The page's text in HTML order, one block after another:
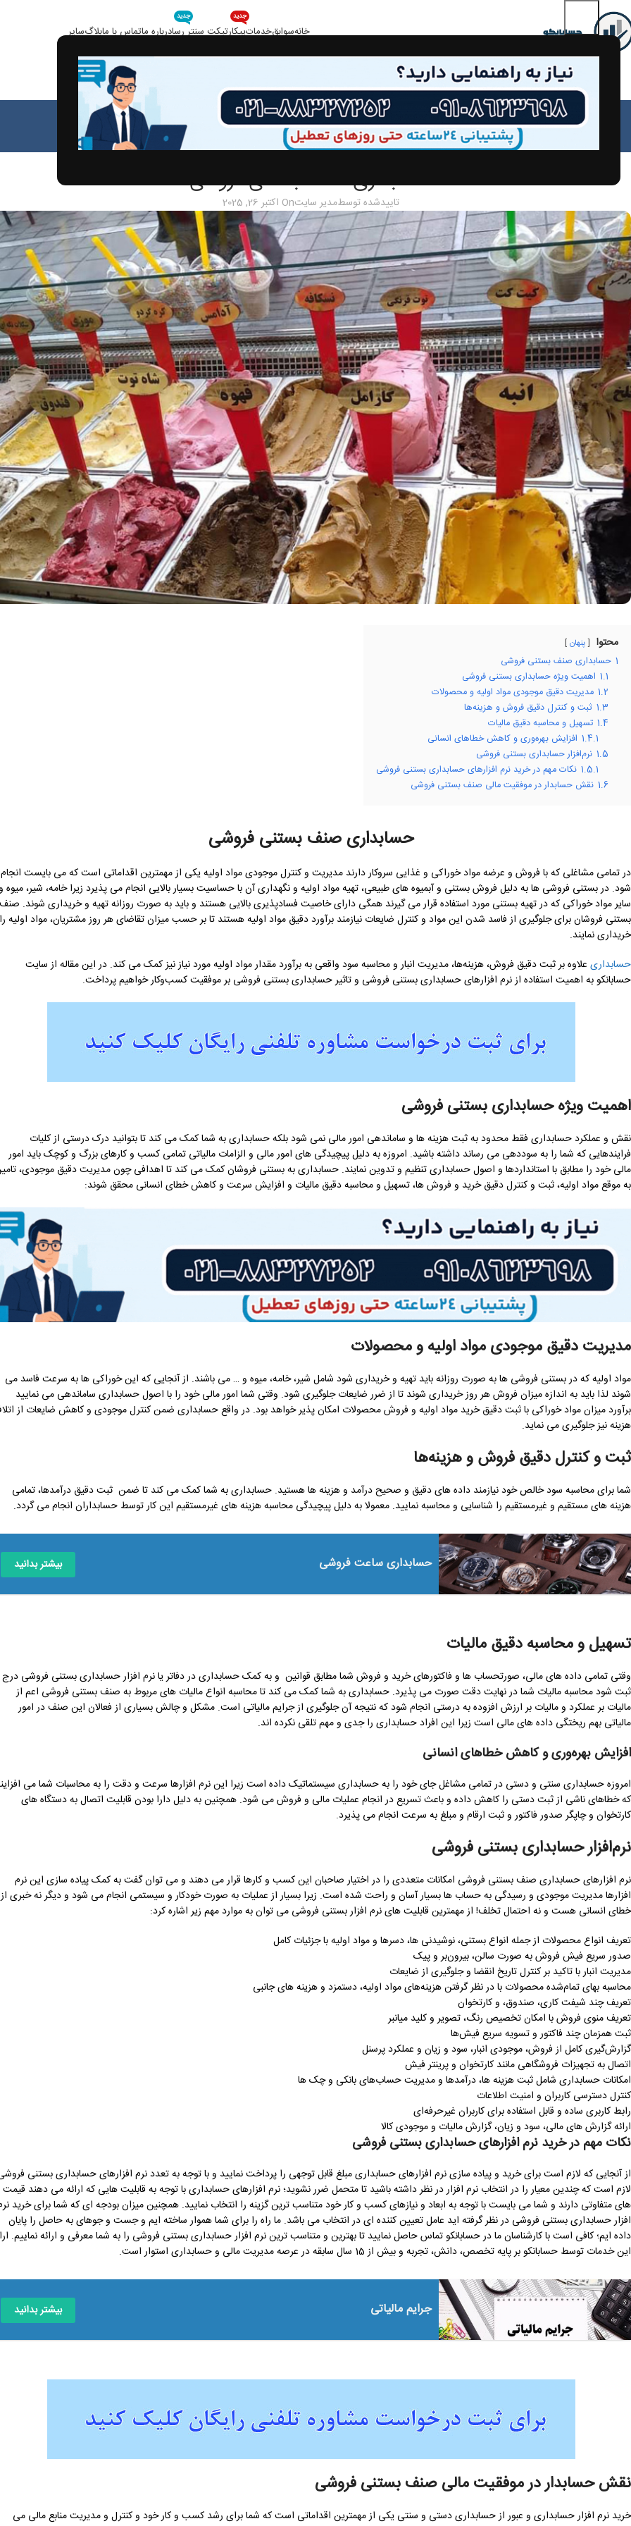
خانهسوابقخدماتپیکار
جدید
تیکت سنتر رسا
جدید
درباره ماتماس با مابلاگسایر
بلاگ
مقالات
حسابداری صنف بستنی فروشی
تاییدشده توسطمدیر سایتOn اکتبر 26, 2025
محتوا پنهان
1 حسابداری صنف بستنی فروشی
1.1 اهمیت ویژه حسابداری بستنی فروشی
1.2 مدیریت دقیق موجودی مواد اولیه و محصولات
1.3 ثبت و کنترل دقیق فروش و هزینه‌ها
1.4 تسهیل و محاسبه دقیق مالیات
1.4.1 افزایش بهره‌وری و کاهش خطاهای انسانی
1.5 نرم‌افزار حسابداری بستنی فروشی
1.5.1 نکات مهم در خرید نرم افزارهای حسابداری بستنی فروشی
1.6 نقش حسابدار در موفقیت مالی صنف بستنی فروشی
حسابداری صنف بستنی فروشی
در تمامی مشاغلی که با فروش و عرضه مواد خوراکی و غذایی سروکار دارند مدیریت و کنترل موجودی مواد اولیه یکی از مهمترین اقداماتی است که می بایست انجام
شود. در بستنی فروشی ها به دلیل فروش بستنی و آبمیوه های طبیعی، تهیه مواد اولیه و نگهداری آن با حساسیت بسیار بالایی انجام می پذیرد زیرا خامه، شیر، میوه
سایر مواد خوراکی که در تهیه بستنی مورد استفاده قرار می گیرند همگی دارای خاصیت فسادپذیری بالایی هستند و باید به صورت روزانه تهیه و خریداری شوند. صنف
بستنی فروشان برای جلوگیری از فاسد شدن این مواد و کنترل ضایعات نیازمند برآورد دقیق مواد اولیه هستند تا بر حسب میزان تقاضای هر روز مشتریان، مواد اولیه را
خریداری نمایند.
حسابداری علاوه بر ثبت دقیق فروش، هزینه‌ها، مدیریت انبار و محاسبه سود واقعی به برآورد مقدار مواد اولیه مورد نیاز نیز کمک می کند. در این مقاله از سایت
حسابانکو به اهمیت استفاده از نرم افزارهای حسابداری بستنی فروشی و تاثیر حسابداری بستنی فروشی بر موفقیت کسب‌وکار خواهیم پرداخت.
اهمیت ویژه حسابداری بستنی فروشی
نقش و عملکرد حسابداری فقط محدود به ثبت هزینه ها و ساماندهی امور مالی نمی شود بلکه حسابداری به شما کمک می کند تا بتوانید درک درستی از کلیات
فرایندهایی که شما را به سوددهی می رساند داشته باشید. امروزه به دلیل پیچیدگی های امور مالی و الزامات مالیاتی تمامی کسب و کارهای بزرگ و کوچک باید امور
مالی خود را مطابق با استانداردها و اصول حسابداری تنظیم و تدوین نمایند. حسابداری به بستنی فروشان کمک می کند تا اهدافی چون مدیریت دقیق موجودی،
به موقع مواد اولیه، ثبت و کنترل دقیق خرید و فروش ها، تسهیل و محاسبه دقیق مالیات و افزایش سرعت و کاهش خطای انسانی محقق شوند:
مدیریت دقیق موجودی مواد اولیه و محصولات
مواد اولیه که در بستنی فروشی ها به صورت روزانه باید تهیه و خریداری شود شامل شیر، خامه، میوه و … می باشند. از آنجایی که این خوراکی ها به سرعت فاسد می
شوند لذا باید به اندازه میزان فروش هر روز خریداری شوند تا از ضرر ضایعات جلوگیری شود. وقتی شما امور مالی خود را با اصول حسابداری ساماندهی می نمایید
برآورد میزان مواد خوراکی با ثبت دقیق خرید مواد اولیه و فروش محصولات امکان پذیر خواهد بود. در واقع حسابداری ضمن کنترل موجودی و کاهش ضایعات از
هزینه نیز جلوگیری می نماید.
ثبت و کنترل دقیق فروش و هزینه‌ها
شما برای محاسبه سود خالص خود نیازمند داده های دقیق و صحیح درآمد و هزینه ها هستید. حسابداری به شما کمک می کند تا ضمن ثبت دقیق درآمدها، تمامی
هزینه های مستقیم و غیرمستقیم را شناسایی و محاسبه نمایید. معمولا به دلیل پیچیدگی محاسبه هزینه های غیرمستقیم این کار توسط حسابداران انجام می گردد.
حسابداری ساعت فروشی بیشتر بدانید
تسهیل و محاسبه دقیق مالیات
وقتی تمامی داده های مالی، صورتحساب ها و فاکتورهای خرید و فروش شما مطابق قوانین و به کمک حسابداری در دفاتر یا نرم افزار حسابداری بستنی فروشی
ثبت شود محاسبه مالیات شما در نهایت دقت صورت می پذیرد. حسابداری به شما کمک می کند تا محاسبه انواع مالیات های مربوط به صنف بستنی فروشی اعم از
مالیات بر عملکرد و مالیات بر ارزش افزوده به درستی انجام شود که نتیجه آن جلوگیری از جرایم مالیاتی است. مشکل و چالش بسیاری از فعالان این صنف در امور
مالیاتی بهم ریختگی داده های مالی است زیرا این افراد حسابداری را جدی و مهم تلقی نکرده اند.
افزایش بهره‌وری و کاهش خطاهای انسانی
امروزه حسابداری سنتی و دستی در تمامی مشاغل جای خود را به حسابداری سیستماتیک داده است زیرا این نرم افزارها سرعت و دقت را به محاسبات شما می
که خطاهای ناشی از ثبت دستی را کاهش داده و باعث تسریع در انجام عملیات مالی و فروش می ‌شود. همچنین به دلیل دارا بودن قابلیت اتصال به دستگاه های
کارتخوان و چاپگر صدور فاکتور و ثبت ارقام و مبلغ به سرعت انجام می پذیرد.
نرم‌افزار حسابداری بستنی فروشی
نرم افزارهای حسابداری صنف بستنی فروشی امکانات متعددی را در اختیار صاحبان این کسب و کارها قرار می دهند و می توان گفت به کمک پیاده سازی این نرم
افزارها مدیریت موجودی و رسیدگی به حساب ها بسیار آسان و راحت شده است. زیرا بسیار از عملیات به صورت خودکار و سیستمی انجام می شود و دیگر نه خبری از
خطای انسانی هست و نه احتمال تخلف! از مهمترین قابلیت های نرم افزار بستنی فروشی می توان به موارد مهم زیر اشاره کرد:
تعریف انواع محصولات از جمله انواع بستنی، نوشیدنی ‌ها، دسرها و مواد اولیه با جزئیات کامل
صدور سریع فیش فروش به صورت سالن، بیرون‌بر و پیک
مدیریت انبار با تاکید بر کنترل تاریخ انقضا و جلوگیری از ضایعات
محاسبه بهای تمام‌شده محصولات با در نظر گرفتن هزینه‌های مواد اولیه، دستمزد و هزینه‌ های جانبی
تعریف چند شیفت کاری، صندوق، و کارتخوان
تعریف منوی فروش با امکان تخصیص رنگ، تصویر و کلید میانبر
ثبت همزمان چند فاکتور و تسویه سریع فیش‌ها
گزارش‌گیری کامل از فروش، موجودی انبار، سود و زیان و عملکرد پرسنل
اتصال به تجهیزات فروشگاهی مانند کارتخوان و پرینتر فیش
امکانات حسابداری شامل ثبت هزینه ‌ها، درآمدها و مدیریت حساب‌های بانکی و چک ‌ها
کنترل دسترسی کاربران و امنیت اطلاعات
رابط کاربری ساده و قابل استفاده برای کاربران غیرحرفه‌ای
ارائه گزارش‌ های مالی، سود و زیان، گزارش مالیات و موجودی کالا
نکات مهم در خرید نرم افزارهای حسابداری بستنی فروشی
از آنجایی که لازم است برای خرید و پیاده سازی نرم افزارهای حسابداری مبلغ قابل توجهی را پرداخت نمایید و با توجه به تعدد نرم افزارهای حسابداری بستنی
لازم است که چندین معیار را در انتخاب نرم افزار در نظر داشته باشید تا متحمل ضرر نشوید؛ نرم افزارهای حسابداری با توجه به قابلیت هایی که ارائه می دهند قیمت
های متفاوتی دارند و شما می بایست با توجه به ابعاد و نیازهای کسب و کار خود متناسب ترین گزینه را انتخاب نمایید. همچنین میزان بودجه ای که شما برای خرید
افزار حسابداری بستنی فروشی در نظر گرفته اید عامل تعیین کننده ای در انتخاب می باشد. ما راه را برای شما هموار ساخته ایم و جست و جوهای به حاصل را پایان
داده ایم؛ کافی است با کارشناسان ما در حسابانکو تماس حاصل نمایید تا بهترین و متناسب ترین نرم افزار حسابداری بستنی فروشی را به شما معرفی و ارائه نماییم.
این خدمات توسط حسابانکو بر پایه تخصص، دانش، تجربه و بیش از 15 سال سابقه در عرصه مدیریت مالی و حسابداری استوار است.
جرایم مالیاتی بیشتر بدانید
نقش حسابدار در موفقیت مالی صنف بستنی فروشی
خرید نرم افزار حسابداری و عبور از حسابداری دستی و سنتی یکی از مهمترین اقداماتی است که شما برای رشد کسب و کار خود و کنترل و مدیریت منابع مالی می